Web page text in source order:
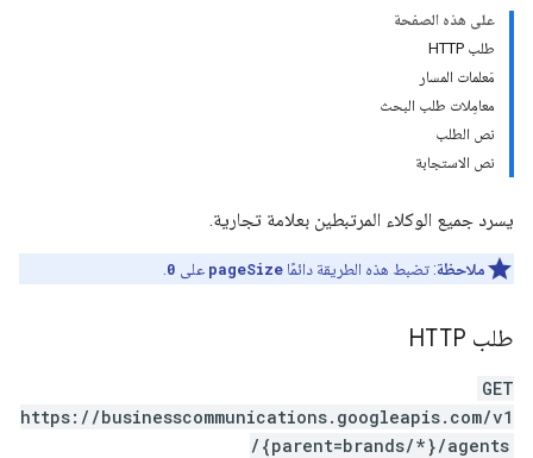
على هذه الصفحة
طلب HTTP
مَعلمات المسار
معامِلات طلب البحث
نص الطلب
نص الاستجابة
يسرد جميع الوكلاء المرتبطين بعلامة تجارية.
ملاحظة: تضبط هذه الطريقة دائمًا pageSize على 0
طلب HTTP
GET
https://businesscommunications.googleapis.com/v1
/{parent=brands/*}/agents